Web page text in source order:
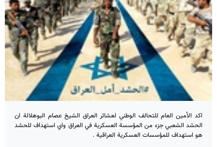
اكد الأمين العام للتحالف الوطني لعشائر العراق الشيخ عصام البوهلالة ان
الحشد الشعبي جزء من المؤسسة العسكرية في العراق واي استهداف للحشد
هو استهداف للمؤسسات العسكرية العراقية .